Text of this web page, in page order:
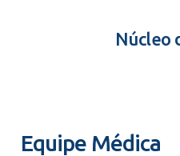
Núcleo
Equipe Médica